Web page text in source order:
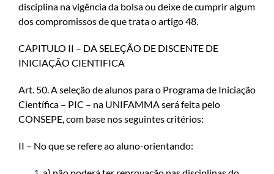
disciplina na vigência da bolsa ou deixe de cumprir algum
dos compromissos de que trata o artigo 48.
CAPITULO II – DA SELEÇÃO DE DISCENTE DE
INICIAÇÃO CIENTIFICA
Art. 50. A seleção de alunos para o Programa de Iniciação
Científica – PIC – na UNIFAMMA será feita pelo
CONSEPE, com base nos seguintes critérios:
II – No que se refere ao aluno-orientando: